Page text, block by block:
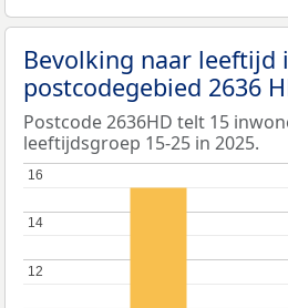
Bevolking naar leeftijd
postcodegebied 2636
Postcode 2636HD telt 15
leeftijdsgroep 15-25 in 2025.
12
12
14
14
16
16